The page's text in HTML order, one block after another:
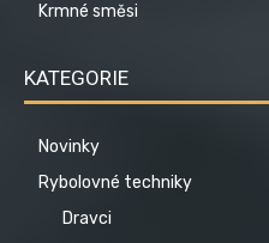
Krmné směsi
KATEGORIE
Novinky
Rybolovné techniky
Dravci